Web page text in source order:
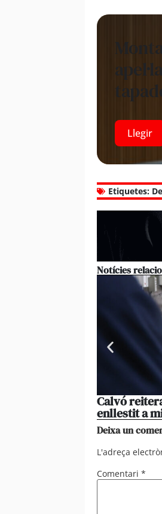
Llegir
Etiquetes:
Notícies
Calvó
enllestit a
Deixa un
L'adreça
Comentari *